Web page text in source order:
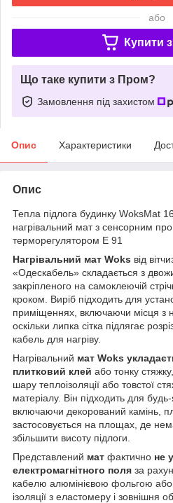
або
Купити з
Що таке купити з Пром?
Замовлення під захистом
Опис Характеристики
Опис
Тепла підлога будинку WoksMat
нагрівальний мат з сенсорним
терморегулятором E 91
Нагрівальний мат Woks від
«Одескабель» складається з
закріпленого на самоклеючій
кроком. Виріб підходить для
приміщеннях, включаючи місця з
оскільки липка сітка підлягає
кабель для нагріву.
Нагрівальний мат Woks
плитковий клей або тонку
шару теплоізоляції або товстої
матеріалу. Він підходить для будь-
включаючи декорований камінь,
застосовується на площах, де
збільшити висоту підлоги.
Представлений мат фактично не
електромагнітного поля за
кабелю алюмінієвою фольгою
ізоляції з еластомеру і зовнішня